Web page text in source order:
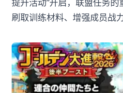
提升活动”开启，联盟任务
刷取训练材料、增强成员战